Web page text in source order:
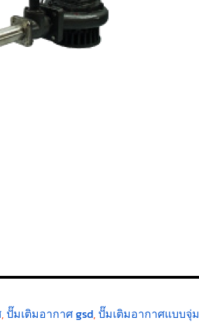
,ปั๊มเติมอากาศ gsd,ปั๊มเติมอากาศแบบจุ่ม